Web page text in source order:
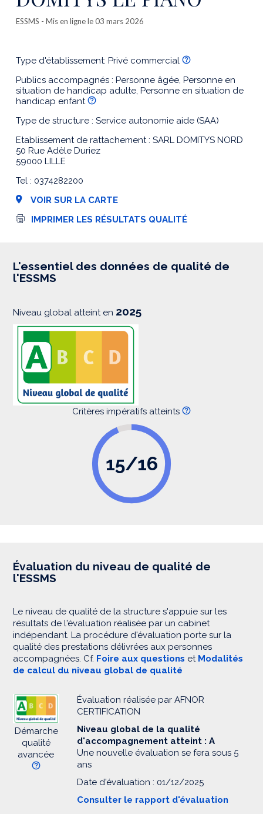
ESSMS - Mis en ligne le 03 mars 2026
Type d'établissement: Privé commercial
Publics accompagnés : Personne âgée, Personne en
situation de handicap adulte, Personne en situation de
handicap enfant
Type de structure : Service autonomie aide (SAA)
Etablissement de rattachement : SARL DOMITYS NORD
50 Rue Adèle Duriez
59000 LILLE
Tel : 0374282200
VOIR SUR LA CARTE
I
s
i
IMPRIMER LES RÉSULTATS QUALITÉ
L'essentiel des données de qualité de
l'ESSMS
Niveau global atteint en 2025
Critères impératifs atteints
15/16
Évaluation du niveau de qualité de
l'ESSMS
Le niveau de qualité de la structure s'appuie sur les
résultats de l'évaluation réalisée par un cabinet
indépendant. La procédure d'évaluation porte sur la
qualité des prestations délivrées aux personnes
accompagnées. Cf. Foire aux questions et Modalités
de calcul du niveau global de qualité
Démarche
qualité
avancée
Évaluation réalisée par AFNOR
CERTIFICATION
Niveau global de la qualité
d'accompagnement atteint : A
Une nouvelle évaluation se fera sous 5
ans
Date d'évaluation : 01/12/2025
Consulter le rapport d'évaluation